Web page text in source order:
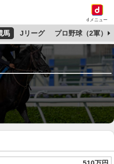
dメニュー
馬 Jリーグ プロ野球（2軍）